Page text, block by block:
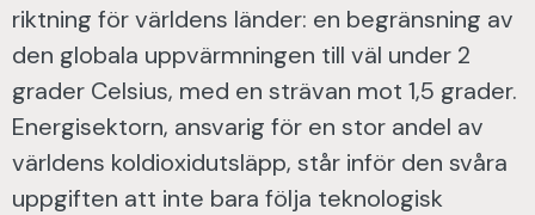
riktning för världens länder: en begränsning av
den globala uppvärmningen till väl under 2
grader Celsius, med en strävan mot 1,5 grader.
Energisektorn, ansvarig för en stor andel av
världens koldioxidutsläpp, står inför den svåra
uppgiften att inte bara följa teknologisk